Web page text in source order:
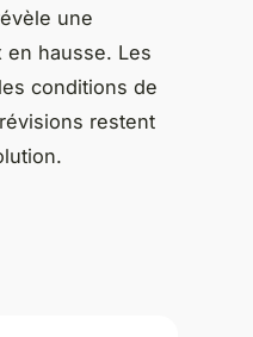
une
hausse. Les
conditions de
restent